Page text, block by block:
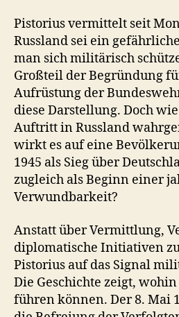
Pistorius vermittelt seit
Russland sei ein
man sich militärisch
Großteil der Begründung
Aufrüstung der
diese Darstellung. Doch
Auftritt in Russland
wirkt es auf eine
1945 als Sieg über
zugleich als Beginn einer
Verwundbarkeit?
Anstatt über Vermittlung,
diplomatische Initiativen
Pistorius auf das Signal
Die Geschichte zeigt,
führen können. Der 8. Mai